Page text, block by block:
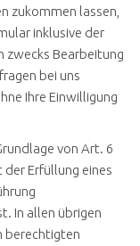
zukommen lassen,
inklusive der
zwecks Bearbeitung
bei uns
Ihre Einwilligung
von Art. 6
der Erfüllung eines
In allen übrigen
berechtigten